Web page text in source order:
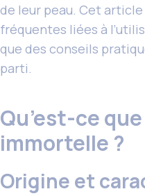
de leur peau. Cet
fréquentes liées à
que des conseils
parti.
Qu’est-ce
immortelle ?
Origine et